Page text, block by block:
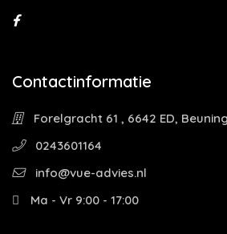
Contactinformatie
Forelgracht 61 , 6642 ED,
0243601164
info@vue-advies.nl
Ma - Vr 9:00 - 17:00